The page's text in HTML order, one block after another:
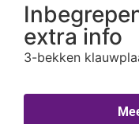
extra info
3-bekken